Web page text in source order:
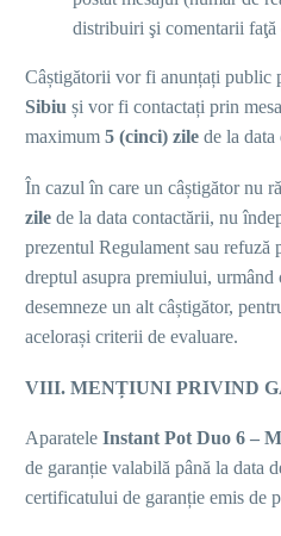
distribuiri şi comentarii faţă
Câștigătorii vor fi anunțați public
Sibiu și vor fi contactați prin
maximum 5 (cinci) zile de la data
În cazul în care un câștigător nu
zile de la data contactării, nu
prezentul Regulament sau refuză
dreptul asupra premiului, urmând
desemneze un alt câștigător,
acelorași criterii de evaluare.
VIII. MENȚIUNI PRIVIND
Aparatele Instant Pot Duo 6 –
de garanție valabilă până la data
certificatului de garanție emis de